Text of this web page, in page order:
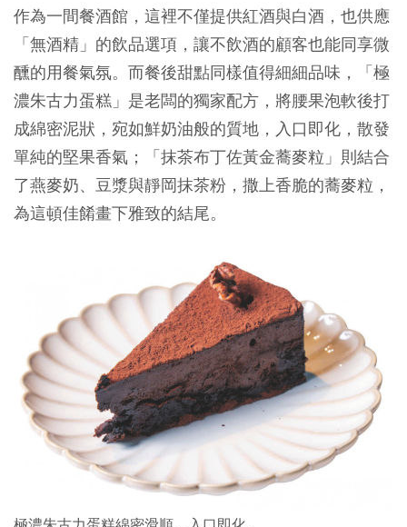
作為一間餐酒館，這裡不僅提供紅酒與白酒，也供應
「無酒精」的飲品選項，讓不飲酒的顧客也能同享微
醺的用餐氣氛。而餐後甜點同樣值得細細品味，「極
濃朱古力蛋糕」是老闆的獨家配方，將腰果泡軟後打
成綿密泥狀，宛如鮮奶油般的質地，入口即化，散發
單純的堅果香氣；「抹茶布丁佐黃金蕎麥粒」則結合
了燕麥奶、豆漿與靜岡抹茶粉，撒上香脆的蕎麥粒，
為這頓佳餚畫下雅致的結尾。